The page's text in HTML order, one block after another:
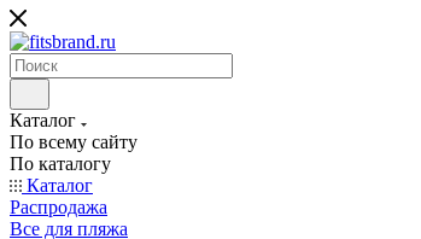
Каталог
По всему сайту
По каталогу
Каталог
Распродажа
Все для пляжа